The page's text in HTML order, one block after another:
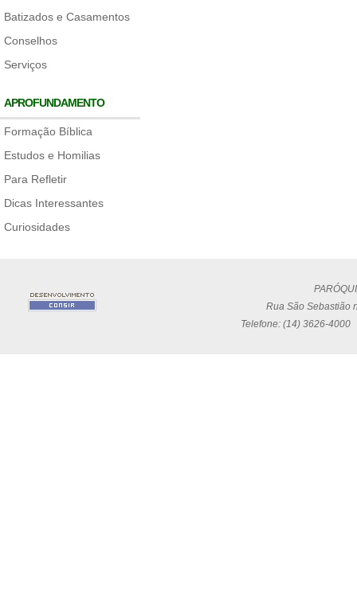
Batizados e Casamentos
Conselhos
Serviços
APROFUNDAMENTO
Formação Bíblica
Estudos e Homilias
Para Refletir
Dicas Interessantes
Curiosidades
Rua São Sebastião
Telefone: (14) 3626-